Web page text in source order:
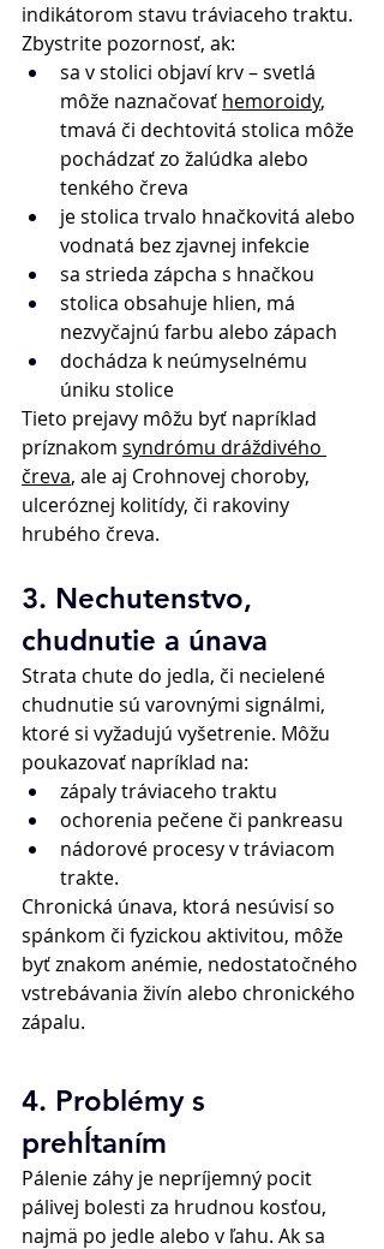
indikátorom stavu tráviaceho traktu.
Zbystrite pozornosť, ak:
sa v stolici objaví krv – svetlá
môže naznačovať hemoroidy,
tmavá či dechtovitá stolica môže
pochádzať zo žalúdka alebo
tenkého čreva
je stolica trvalo hnačkovitá alebo
vodnatá bez zjavnej infekcie
sa strieda zápcha s hnačkou
stolica obsahuje hlien, má
nezvyčajnú farbu alebo zápach
dochádza k neúmyselnému
úniku stolice
Tieto prejavy môžu byť napríklad
príznakom syndrómu dráždivého
čreva, ale aj Crohnovej choroby,
ulceróznej kolitídy, či rakoviny
hrubého čreva.
3. Nechutenstvo,
chudnutie a únava
Strata chute do jedla, či necielené
chudnutie sú varovnými signálmi,
ktoré si vyžadujú vyšetrenie. Môžu
poukazovať napríklad na:
zápaly tráviaceho traktu
ochorenia pečene či pankreasu
nádorové procesy v tráviacom
trakte.
Chronická únava, ktorá nesúvisí so
spánkom či fyzickou aktivitou, môže
byť znakom anémie, nedostatočného
vstrebávania živín alebo chronického
zápalu.
4. Problémy s
prehĺtaním
Pálenie záhy je nepríjemný pocit
pálivej bolesti za hrudnou kosťou,
najmä po jedle alebo v ľahu. Ak sa